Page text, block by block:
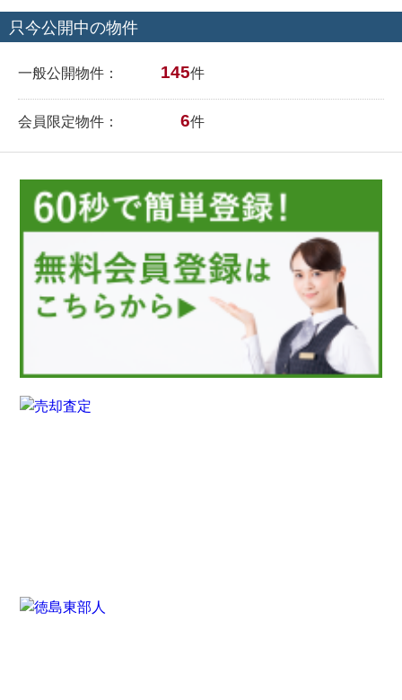
只今公開中の物件
一般公開物件： 145件
会員限定物件： 6件